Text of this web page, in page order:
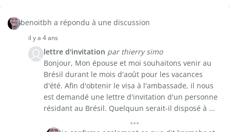
benoitbh a répondu à une discussion
il y a 4 ans
lettre d'invitation par thierry simo
Bonjour, Mon épouse et moi souhaitons venir au
Brésil durant le mois d'août pour les vacances
d'été. Afin d'obtenir le visa à l'ambassade, il nous
est demandé une lettre d'invitation d'un personne
résidant au Brésil. Quelquun serait-il disposé à ...